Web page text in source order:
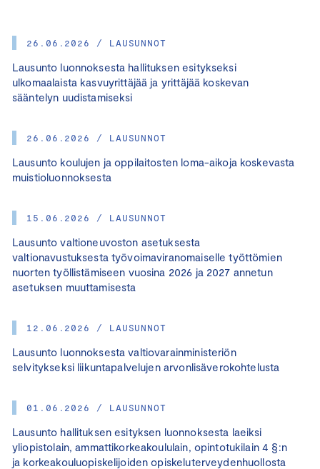
26.06.2026 / LAUSUNNOT
Lausunto luonnoksesta hallituksen esitykseksi
ulkomaalaista kasvuyrittäjää ja yrittäjää koskevan
sääntelyn uudistamiseksi
26.06.2026 / LAUSUNNOT
Lausunto koulujen ja oppilaitosten loma-aikoja koskevasta
muistioluonnoksesta
15.06.2026 / LAUSUNNOT
Lausunto valtioneuvoston asetuksesta
valtionavustuksesta työvoimaviranomaiselle työttömien
nuorten työllistämiseen vuosina 2026 ja 2027 annetun
asetuksen muuttamisesta
12.06.2026 / LAUSUNNOT
Lausunto luonnoksesta valtiovarainministeriön
selvitykseksi liikuntapalvelujen arvonlisäverokohtelusta
01.06.2026 / LAUSUNNOT
Lausunto hallituksen esityksen luonnoksesta laeiksi
yliopistolain, ammattikorkeakoululain, opintotukilain 4 §:n
ja korkeakouluopiskelijoiden opiskeluterveydenhuollosta